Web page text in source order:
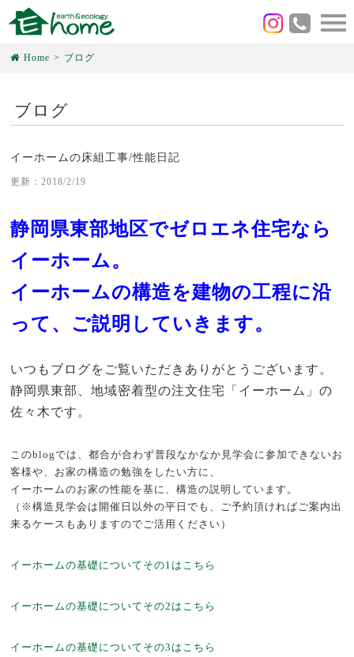
Home ブログ
ブログ
イーホームの床組工事/性能日記
更新：2018/2/19
静岡県東部地区でゼロエネ住宅なら
イーホーム。
イーホームの構造を建物の工程に沿
って、ご説明していきます。
いつもブログをご覧いただきありがとうございます。
静岡県東部、地域密着型の注文住宅「イーホーム」の
佐々木です。
このblogでは、都合が合わず普段なかなか見学会に参加できないお
客様や、お家の構造の勉強をしたい方に、
イーホームのお家の性能を基に、構造の説明しています。
（※構造見学会は開催日以外の平日でも、ご予約頂ければご案内出
来るケースもありますのでご活用ください）
イーホームの基礎についてその1はこちら
イーホームの基礎についてその2はこちら
イーホームの基礎についてその3はこちら